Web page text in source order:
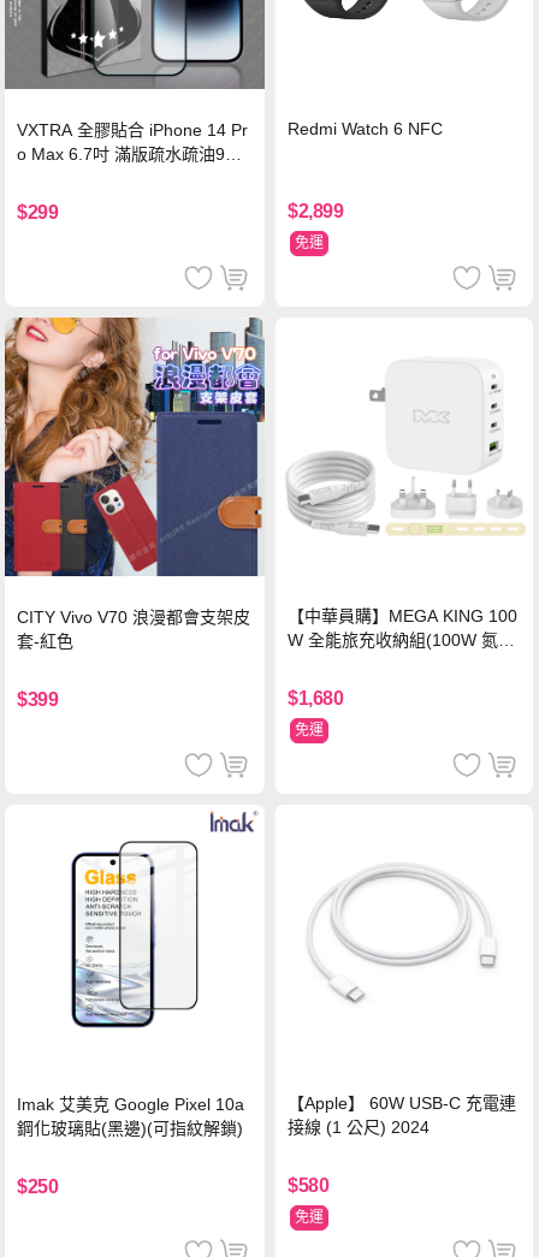
VXTRA 全膠貼合 iPhone 14 Pr
o Max 6.7吋 滿版疏水疏油9H
$299
Redmi Watch 6 NFC
$2,899
免運
CITY Vivo V70 浪漫都會支架皮
套-紅色
$399
【中華員購】MEGA KING 100
W 全能旅充收納組(100W 氮化
萬國轉接器)
$1,680
免運
Imak 艾美克 Google Pixel 10a
鋼化玻璃貼(黑邊)(可指紋解鎖)
$250
【Apple】 60W USB-C 充電連
接線 (1 公尺) 2024
$580
免運